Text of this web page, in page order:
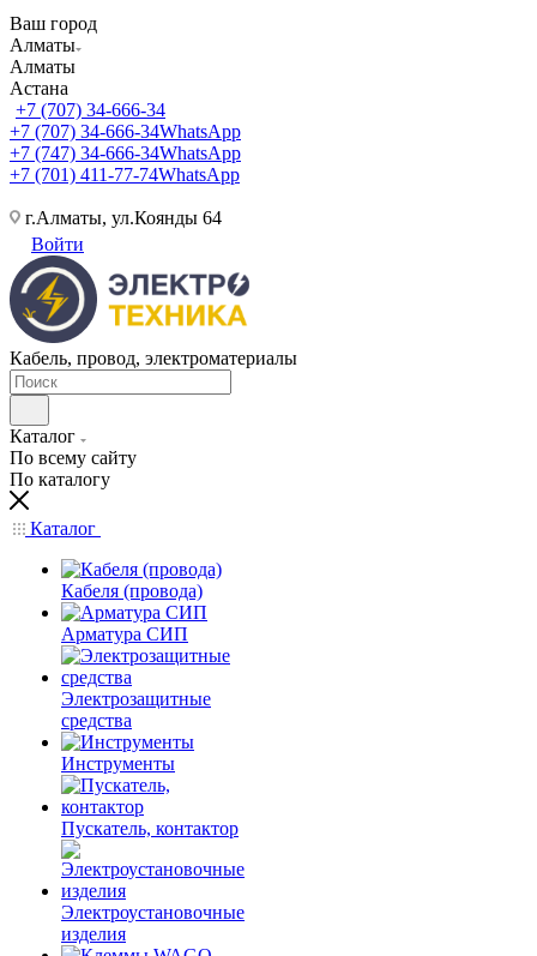
Ваш город
Алматы
Алматы
Астана
+7 (707) 34-666-34
+7 (707) 34-666-34WhatsApp
+7 (747) 34-666-34WhatsApp
+7 (701) 411-77-74WhatsApp
г.Алматы, ул.Коянды 64
Войти
Кабель, провод, электроматериалы
Каталог
По всему сайту
По каталогу
Каталог
Кабеля (провода)
Арматура СИП
Электрозащитные
средства
Инструменты
Пускатель, контактор
Электроустановочные
изделия